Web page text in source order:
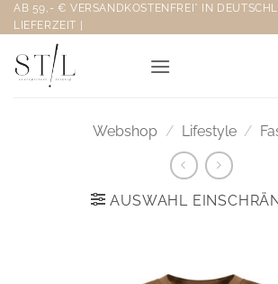
Zum
Inhalt
springen
AB 59,- € VERSANDKOSTENFREI* IN
LIEFERZEIT |
Webshop / Lifestyle /
AUSWAHL